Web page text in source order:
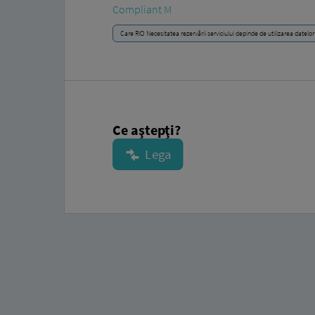
Compliant M
Care RIO Necesitatea rezervării serviciului depinde de utilizarea
Ce aştepţi?